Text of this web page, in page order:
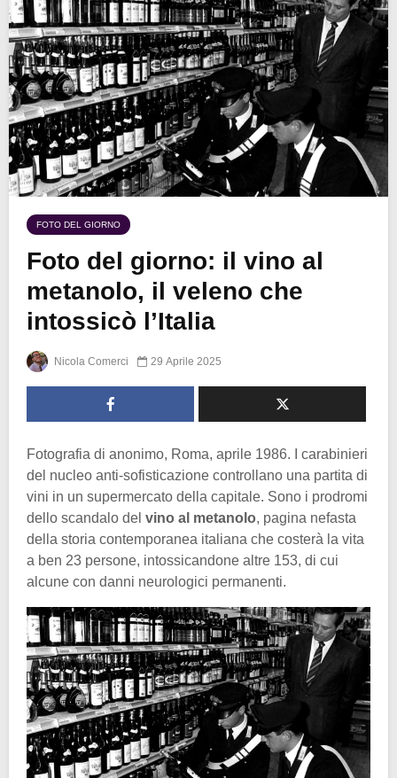
FOTO DEL GIORNO
Foto del giorno: il vino al
metanolo, il veleno che
intossicò l’Italia
Nicola Comerci 29 Aprile 2025
Fotografia di anonimo, Roma, aprile 1986. I carabinieri
del nucleo anti-sofisticazione controllano una partita di
vini in un supermercato della capitale. Sono i prodromi
dello scandalo del vino al metanolo, pagina nefasta
della storia contemporanea italiana che costerà la vita
a ben 23 persone, intossicandone altre 153, di cui
alcune con danni neurologici permanenti.